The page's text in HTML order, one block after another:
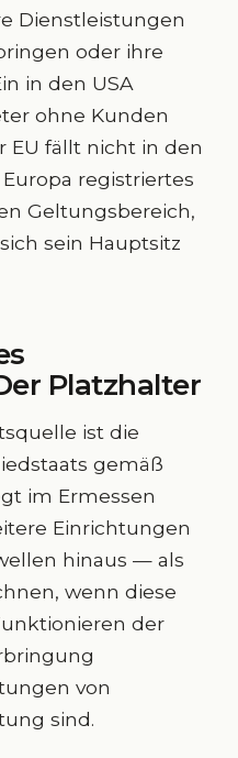
Dienstleistungen
oder ihre
in den USA
ohne Kunden
EU fällt nicht in den
registriertes
Geltungsbereich,
sein Hauptsitz
Platzhalter
ist die
gemäß
im Ermessen
Einrichtungen
hinaus — als
wenn diese
der
von
sind.